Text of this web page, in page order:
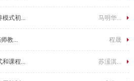
模式初... 马明华...
教... 程晟
和课程... 苏湲淇...